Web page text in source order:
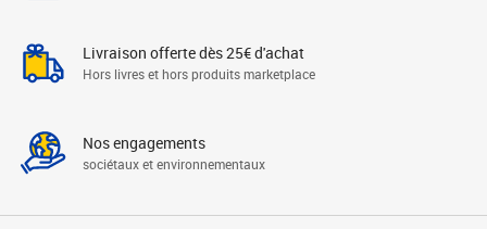
Livraison offerte dès 25€ d'achat
Hors livres et hors produits marketplace
Nos engagements
sociétaux et environnementaux